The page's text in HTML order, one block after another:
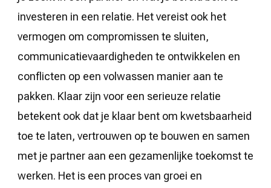
investeren in een relatie. Het vereist ook het
vermogen om compromissen te sluiten,
communicatievaardigheden te ontwikkelen en
conflicten op een volwassen manier aan te
pakken. Klaar zijn voor een serieuze relatie
betekent ook dat je klaar bent om kwetsbaarheid
toe te laten, vertrouwen op te bouwen en samen
met je partner aan een gezamenlijke toekomst te
werken. Het is een proces van groei en